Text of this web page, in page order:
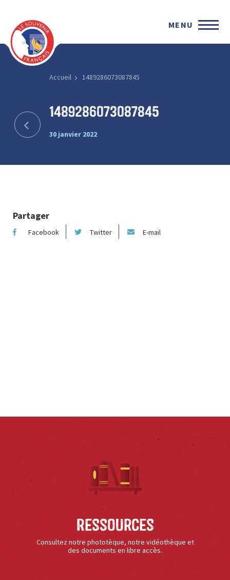
MENU
Accueil 1489286073087845
1489286073087845
30 janvier 2022
Partager
Facebook Twitter E-mail
Ressources
Consultez notre phototèque, notre vidéothèque et
des documents en libre accès.